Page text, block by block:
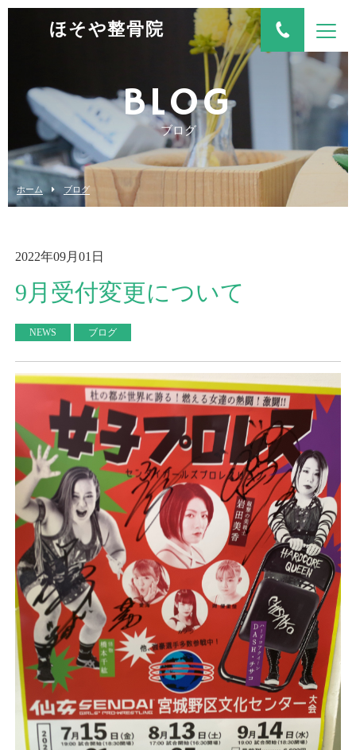
ほそや整骨院
BLOG
ブログ
ホーム ブログ
2022年09月01日
9月受付変更について
NEWS ブログ